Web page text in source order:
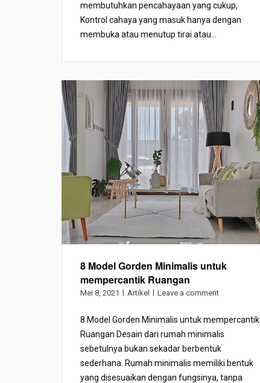
membutuhkan pencahayaan yang cukup,
Kontrol cahaya yang masuk hanya dengan
membuka atau menutup tirai atau...
8 Model Gorden Minimalis untuk
mempercantik Ruangan
Mei 8, 2021 Artikel Leave a comment
8 Model Gorden Minimalis untuk mempercantik
Ruangan Desain dari rumah minimalis
sebetulnya bukan sekadar berbentuk
sederhana. Rumah minimalis memiliki bentuk
yang disesuaikan dengan fungsinya, tanpa